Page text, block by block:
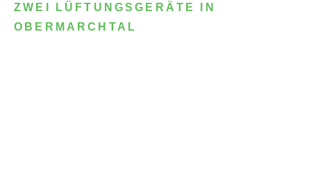
ZWEI LÜFTUNGSGERÄTE IN
OBERMARCHTAL